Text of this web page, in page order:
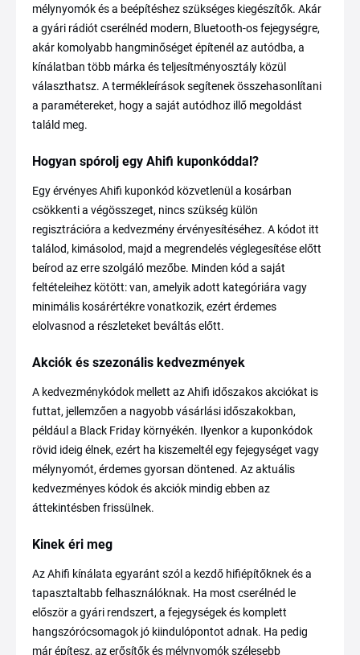
mélynyomók és a beépítéshez szükséges kiegészítők. Akár
a gyári rádiót cserélnéd modern, Bluetooth-os fejegységre,
akár komolyabb hangminőséget építenél az autódba, a
kínálatban több márka és teljesítményosztály közül
választhatsz. A termékleírások segítenek összehasonlítani
a paramétereket, hogy a saját autódhoz illő megoldást
találd meg.
Hogyan spórolj egy Ahifi kuponkóddal?
Egy érvényes Ahifi kuponkód közvetlenül a kosárban
csökkenti a végösszeget, nincs szükség külön
regisztrációra a kedvezmény érvényesítéséhez. A kódot itt
találod, kimásolod, majd a megrendelés véglegesítése előtt
beírod az erre szolgáló mezőbe. Minden kód a saját
feltételeihez kötött: van, amelyik adott kategóriára vagy
minimális kosárértékre vonatkozik, ezért érdemes
elolvasnod a részleteket beváltás előtt.
Akciók és szezonális kedvezmények
A kedvezménykódok mellett az Ahifi időszakos akciókat is
futtat, jellemzően a nagyobb vásárlási időszakokban,
például a Black Friday környékén. Ilyenkor a kuponkódok
rövid ideig élnek, ezért ha kiszemeltél egy fejegységet vagy
mélynyomót, érdemes gyorsan döntened. Az aktuális
kedvezményes kódok és akciók mindig ebben az
áttekintésben frissülnek.
Kinek éri meg
Az Ahifi kínálata egyaránt szól a kezdő hifiépítőknek és a
tapasztaltabb felhasználóknak. Ha most cserélnéd le
először a gyári rendszert, a fejegységek és komplett
hangszórócsomagok jó kiindulópontot adnak. Ha pedig
már építesz, az erősítők és mélynyomók szélesebb